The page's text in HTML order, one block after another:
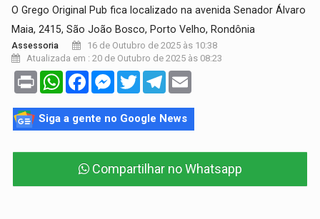
O Grego Original Pub fica localizado na avenida Senador Álvaro
Maia, 2415, São João Bosco, Porto Velho, Rondônia
Assessoria
16 de Outubro de 2025 às 10:38
Atualizada em : 20 de Outubro de 2025 às 08:23
Print WhatsAppFacebookMessenger
TwitterTelegram
Siga a gente no Google News
Compartilhar no Whatsapp